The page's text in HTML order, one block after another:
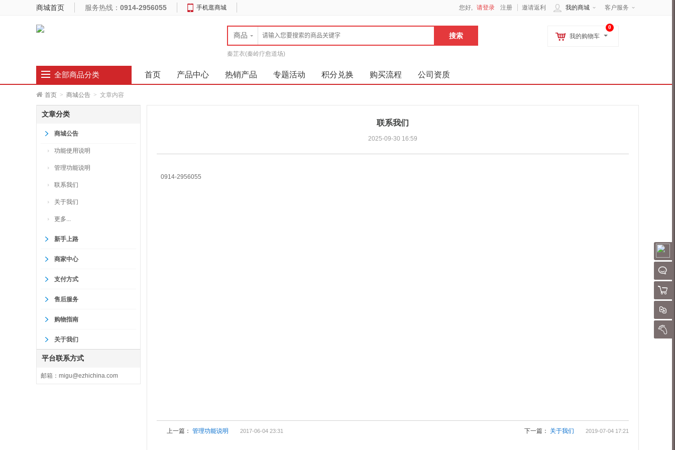
QQ
购物
对
我的
商城首页 服务热线： 0914-2956055 手机逛商城 客户服务
我的商城
您好, 请登录 注册 邀请返利
商品
秦芷衣(秦岭疗愈道场)
0
我的购物车
全部商品分类 首页 产品中心 热销产品 专题活动 积分兑换 购买流程 公司资质
首页 > 商城公告 > 文章内容
文章分类
商城公告
功能使用说明
管理功能说明
联系我们
关于我们
更多...
新手上路
商家中心
支付方式
售后服务
购物指南
关于我们
平台联系方式
邮箱：migu@ezhichina.com
联系我们
2025-09-30 16:59
0914-2956055
上一篇： 管理功能说明 2017-06-04 23:31 下一篇： 关于我们 2019-07-04 17:21